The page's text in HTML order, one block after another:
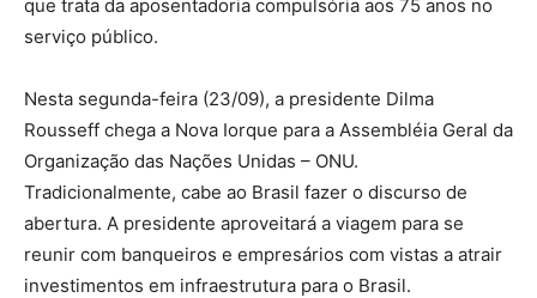
que trata da aposentadoria compulsória aos 75 anos no
serviço público.
Nesta segunda-feira (23/09), a presidente Dilma
Rousseff chega a Nova Iorque para a Assembléia Geral da
Organização das Nações Unidas – ONU.
Tradicionalmente, cabe ao Brasil fazer o discurso de
abertura. A presidente aproveitará a viagem para se
reunir com banqueiros e empresários com vistas a atrair
investimentos em infraestrutura para o Brasil.